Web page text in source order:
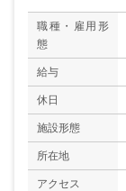
職種・雇用形
態
給与
休日
施設形態
所在地
アクセス